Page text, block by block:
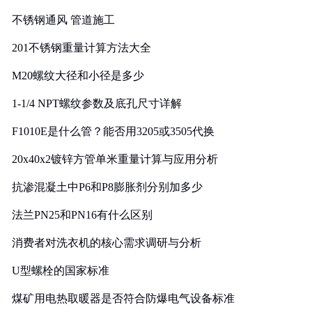
不锈钢通风 管道施工
201不锈钢重量计算方法大全
M20螺纹大径和小径是多少
1-1/4 NPT螺纹参数及底孔尺寸详解
F1010E是什么管？能否用3205或3505代换
20x40x2镀锌方管单米重量计算与应用分析
抗渗混凝土中P6和P8膨胀剂分别加多少
法兰PN25和PN16有什么区别
消费者对洗衣机的核心需求调研与分析
U型螺栓的国家标准
煤矿用电热取暖器是否符合防爆电气设备标准